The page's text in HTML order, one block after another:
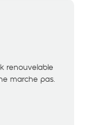
renouvelable
marche pas.